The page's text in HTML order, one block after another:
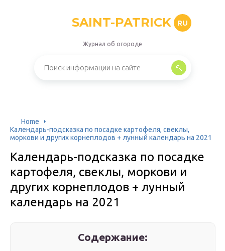
SAINT-PATRICK RU
Журнал об огороде
Home
Календарь-подсказка по посадке картофеля, свеклы,
моркови и других корнеплодов + лунный календарь на 2021
Календарь-подсказка по посадке
картофеля, свеклы, моркови и
других корнеплодов + лунный
календарь на 2021
Содержание: